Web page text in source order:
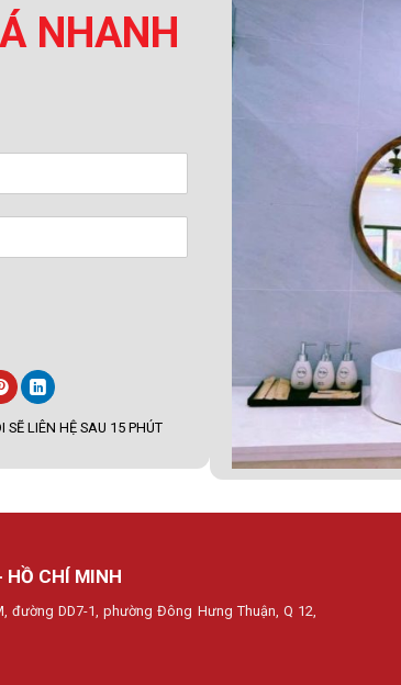
NHANH
SẼ LIÊN HỆ SAU 15 PHÚT
HỒ CHÍ MINH
đường DD7-1, phường Đông Hưng Thuận, Q 12,